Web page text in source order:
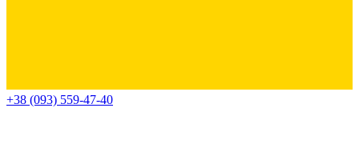
+38 (093) 559-47-40